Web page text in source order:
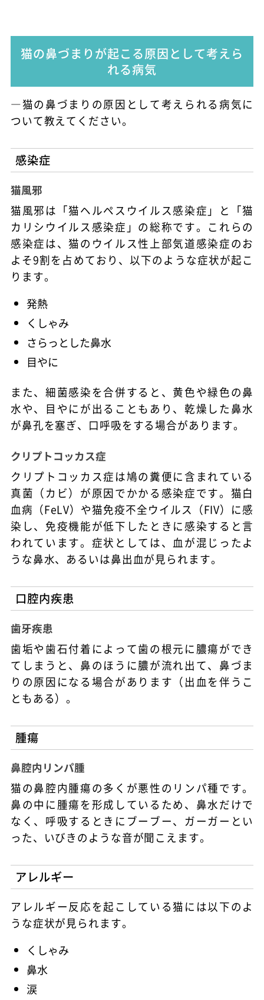
猫の鼻づまりが起こる原因として考えら
れる病気
―猫の鼻づまりの原因として考えられる病気に
ついて教えてください。
感染症
猫風邪
猫風邪は「猫ヘルペスウイルス感染症」と「猫
カリシウイルス感染症」の総称です。これらの
感染症は、猫のウイルス性上部気道感染症のお
よそ9割を占めており、以下のような症状が起こ
ります。
発熱
くしゃみ
さらっとした鼻水
目やに
また、細菌感染を合併すると、黄色や緑色の鼻
水や、目やにが出ることもあり、乾燥した鼻水
が鼻孔を塞ぎ、口呼吸をする場合があります。
クリプトコッカス症
クリプトコッカス症は鳩の糞便に含まれている
真菌（カビ）が原因でかかる感染症です。猫白
血病（FeLV）や猫免疫不全ウイルス（FIV）に感
染し、免疫機能が低下したときに感染すると言
われています。症状としては、血が混じったよ
うな鼻水、あるいは鼻出血が見られます。
口腔内疾患
歯牙疾患
歯垢や歯石付着によって歯の根元に膿瘍ができ
てしまうと、鼻のほうに膿が流れ出て、鼻づま
りの原因になる場合があります（出血を伴うこ
ともある）。
腫瘍
鼻腔内リンパ腫
猫の鼻腔内腫瘍の多くが悪性のリンパ種です。
鼻の中に腫瘍を形成しているため、鼻水だけで
なく、呼吸するときにブーブー、ガーガーとい
った、いびきのような音が聞こえます。
アレルギー
アレルギー反応を起こしている猫には以下のよ
うな症状が見られます。
くしゃみ
鼻水
涙